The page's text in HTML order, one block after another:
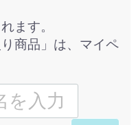
ます。
商品」は、マイペ